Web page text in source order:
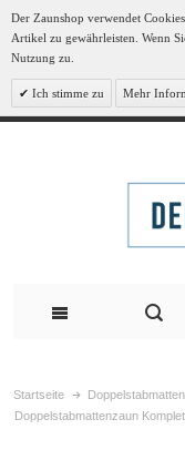
Der Zaunshop verwendet
Artikel zu gewährleisten. Wenn
Nutzung zu.
Ich stimme zu Mehr
Startseite
Doppelstabmattenzaun